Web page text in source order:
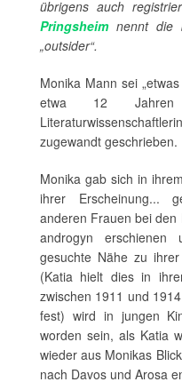
übrigens auch
Pringsheimnennt die
„outsider“.
Monika Mann sei
etwa 12
Literaturwissenschaftlerin
zugewandt geschrieben.
Monika gab sich in
ihrer Erscheinung...
anderen Frauen bei
androgyn erschienen
gesuchte Nähe zu
(Katia hielt dies in
zwischen 1911 und
fest) wird in jungen
worden sein, als Katia
wieder aus Monikas
nach Davos und Arosa